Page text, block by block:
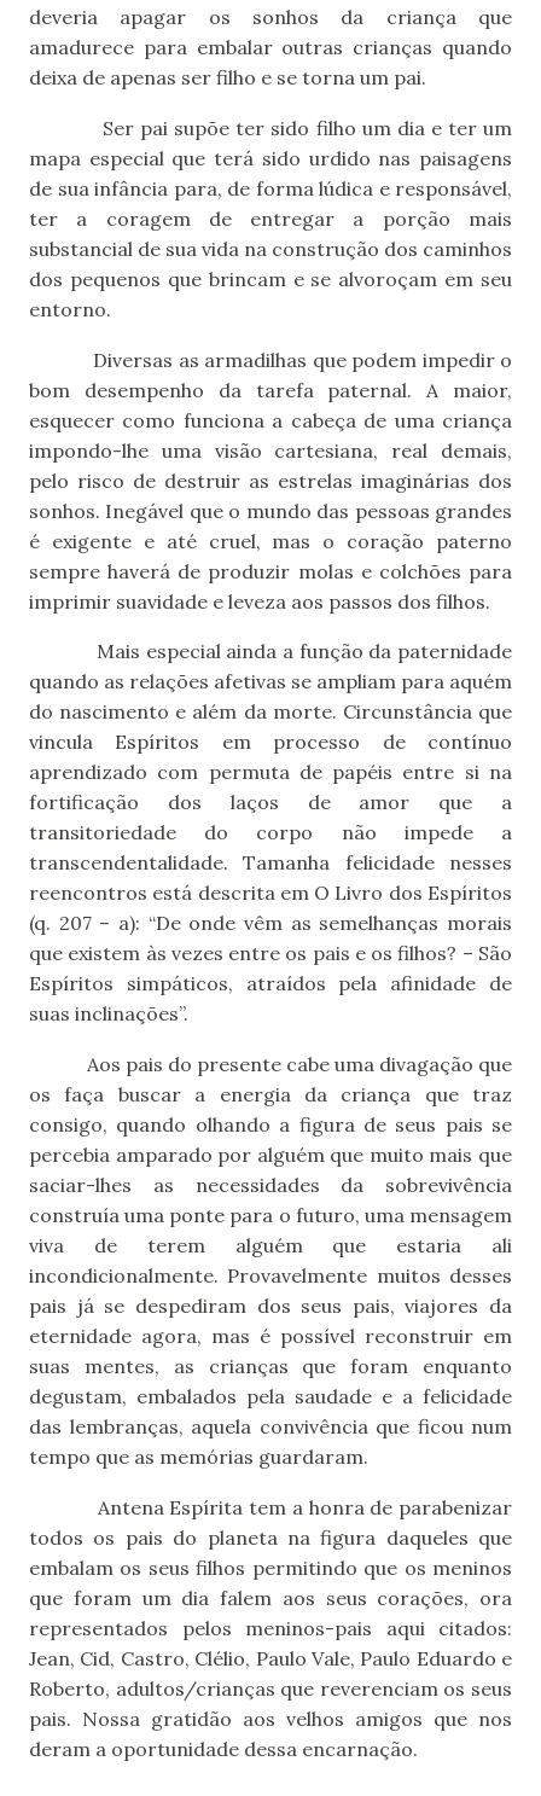
deveria apagar os sonhos da criança que
amadurece para embalar outras crianças quando
deixa de apenas ser filho e se torna um pai.
Ser pai supõe ter sido filho um dia e ter um
mapa especial que terá sido urdido nas paisagens
de sua infância para, de forma lúdica e responsável,
ter a coragem de entregar a porção mais
substancial de sua vida na construção dos caminhos
dos pequenos que brincam e se alvoroçam em seu
entorno.
Diversas as armadilhas que podem impedir o
bom desempenho da tarefa paternal. A maior,
esquecer como funciona a cabeça de uma criança
impondo-lhe uma visão cartesiana, real demais,
pelo risco de destruir as estrelas imaginárias dos
sonhos. Inegável que o mundo das pessoas grandes
é exigente e até cruel, mas o coração paterno
sempre haverá de produzir molas e colchões para
imprimir suavidade e leveza aos passos dos filhos.
Mais especial ainda a função da paternidade
quando as relações afetivas se ampliam para aquém
do nascimento e além da morte. Circunstância que
vincula Espíritos em processo de contínuo
aprendizado com permuta de papéis entre si na
fortificação dos laços de amor que a
transitoriedade do corpo não impede a
transcendentalidade. Tamanha felicidade nesses
reencontros está descrita em O Livro dos Espíritos
(q. 207 – a): “De onde vêm as semelhanças morais
que existem às vezes entre os pais e os filhos? – São
Espíritos simpáticos, atraídos pela afinidade de
suas inclinações”.
Aos pais do presente cabe uma divagação que
os faça buscar a energia da criança que traz
consigo, quando olhando a figura de seus pais se
percebia amparado por alguém que muito mais que
saciar-lhes as necessidades da sobrevivência
construía uma ponte para o futuro, uma mensagem
viva de terem alguém que estaria ali
incondicionalmente. Provavelmente muitos desses
pais já se despediram dos seus pais, viajores da
eternidade agora, mas é possível reconstruir em
suas mentes, as crianças que foram enquanto
degustam, embalados pela saudade e a felicidade
das lembranças, aquela convivência que ficou num
tempo que as memórias guardaram.
Antena Espírita tem a honra de parabenizar
todos os pais do planeta na figura daqueles que
embalam os seus filhos permitindo que os meninos
que foram um dia falem aos seus corações, ora
representados pelos meninos-pais aqui citados:
Jean, Cid, Castro, Clélio, Paulo Vale, Paulo Eduardo e
Roberto, adultos/crianças que reverenciam os seus
pais. Nossa gratidão aos velhos amigos que nos
deram a oportunidade dessa encarnação.